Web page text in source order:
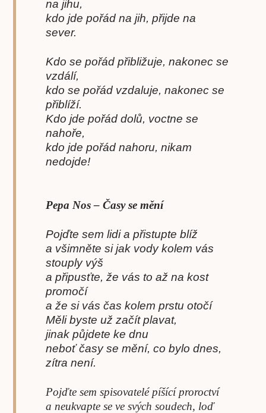
na jihu,
kdo jde pořád na jih, přijde na
sever.
Kdo se pořád přibližuje, nakonec se
vzdálí,
kdo se pořád vzdaluje, nakonec se
přiblíží.
Kdo jde pořád dolů, voctne se
nahoře,
kdo jde pořád nahoru, nikam
nedojde!
Pepa Nos – Časy se mění
Pojďte sem lidi a přistupte blíž
a všimněte si jak vody kolem vás
stouply výš
a připusťte, že vás to až na kost
promočí
a že si vás čas kolem prstu otočí
Měli byste už začít plavat,
jinak půjdete ke dnu
neboť časy se mění, co bylo dnes,
zítra není.
Pojďte sem spisovatelé píšící proroctví
a neukvapte se ve svých soudech, loď